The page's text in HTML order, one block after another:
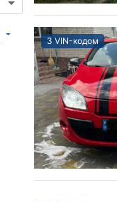
З VIN-кодом